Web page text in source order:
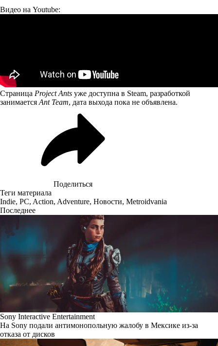
Видео на Youtube:
Страница Project Ants уже доступна в Steam, разработкой
занимается Ant Team, дата выхода пока не объявлена.
Поделиться
Теги материала
Indie, PC, Action, Adventure, Новости, Metroidvania
Последнее
Sony Interactive Entertainment
На Sony подали антимонопольную жалобу в Мексике из-за
отказа от дисков